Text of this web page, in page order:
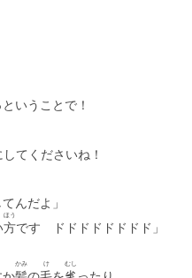
いうことで！
してくださいね！
んだよ」
方
ほう
です ドドドドドドドド」
かみ け むし